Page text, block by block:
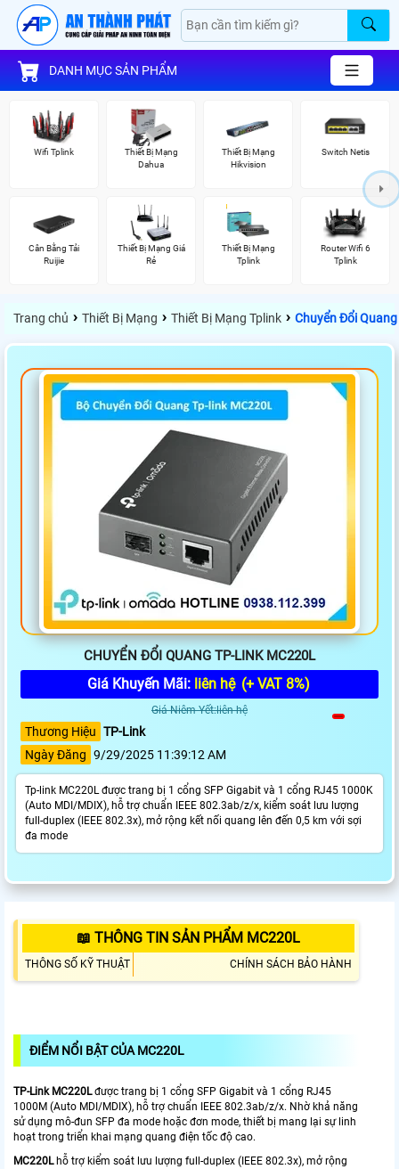
DANH MỤC SẢN PHẨM
Wifi Tplink
Thiết Bị Mạng
Dahua
Thiết Bị Mạng
Hikvision
Switch Netis
Cân Bằng Tải
Ruijie
Thiết Bị Mạng Giá
Rẻ
Thiết Bị Mạng
Tplink
Router Wifi 6
Tplink
Trang chủ › Thiết Bị Mạng › Thiết Bị Mạng Tplink › Chuyển Đổi
CHUYỂN ĐỔI QUANG TP-LINK MC220L
Giá Khuyến Mãi: liên hệ (+ VAT 8%)
Giá Niêm Yết:liên hệ
Thương Hiệu TP-Link
Ngày Đăng 9/29/2025 11:39:12 AM
Tp-link MC220L được trang bị 1 cổng SFP Gigabit và 1 cổng RJ45 1000K
(Auto MDI/MDIX), hỗ trợ chuẩn IEEE 802.3ab/z/x, kiểm soát lưu lượng
full-duplex (IEEE 802.3x), mở rộng kết nối quang lên đến 0,5 km với sợi
đa mode
📖 THÔNG TIN SẢN PHẨM MC220L
THÔNG SỐ KỸ THUẬT CHÍNH SÁCH BẢO HÀNH
ĐIỂM NỔI BẬT CỦA MC220L
TP-Link MC220Lđược trang bị 1 cổng SFP Gigabit và 1 cổng RJ45
1000M (Auto MDI/MDIX), hỗ trợ chuẩn IEEE 802.3ab/z/x. Nhờ khả năng
sử dụng mô-đun SFP đa mode hoặc đơn mode, thiết bị mang lại sự linh
hoạt trong triển khai mạng quang điện tốc độ cao.
MC220Lhỗ trợ kiểm soát lưu lượng full-duplex (IEEE 802.3x), mở rộng